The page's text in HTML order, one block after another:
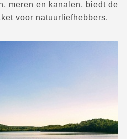
meren en kanalen, biedt de
voor natuurliefhebbers.